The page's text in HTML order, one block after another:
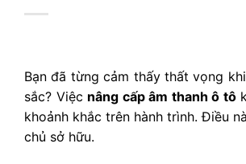
Bạn đã từng cảm thấy thất vọng
sắc? Việc nâng cấp âm thanh ô tô
khoảnh khắc trên hành trình. Điều
chủ sở hữu.